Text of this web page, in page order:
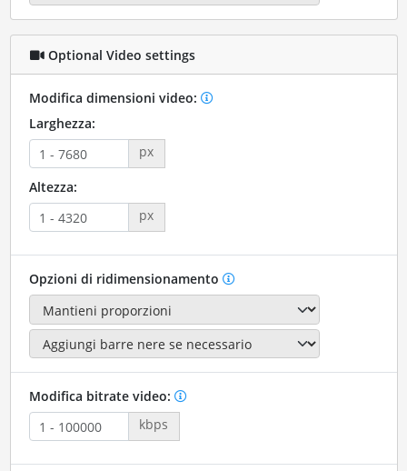
Optional Video settings
Modifica dimensioni video:
Larghezza:
px
Altezza:
px
Opzioni di ridimensionamento
Modifica bitrate video:
kbps